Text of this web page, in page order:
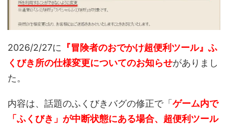
2026/2/27に 『冒険者のおでかけ超便利ツール』ふ
くびき所の仕様変更についてのお知らせがありまし
た。
内容は、話題のふくびきバグの修正で「 ゲーム内で
「ふくびき」が中断状態にある場合、超便利ツール